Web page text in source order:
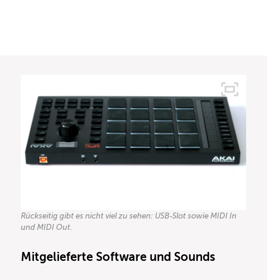
Rückseitig gibt es nicht viel zu sehen: USB-Slot sowie MIDI In
und MIDI Out.
Mitgelieferte Software und Sounds